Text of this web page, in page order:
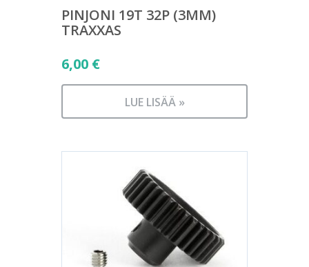
PINJONI 19T 32P (3MM)
TRAXXAS
6,00 €
LUE LISÄÄ »